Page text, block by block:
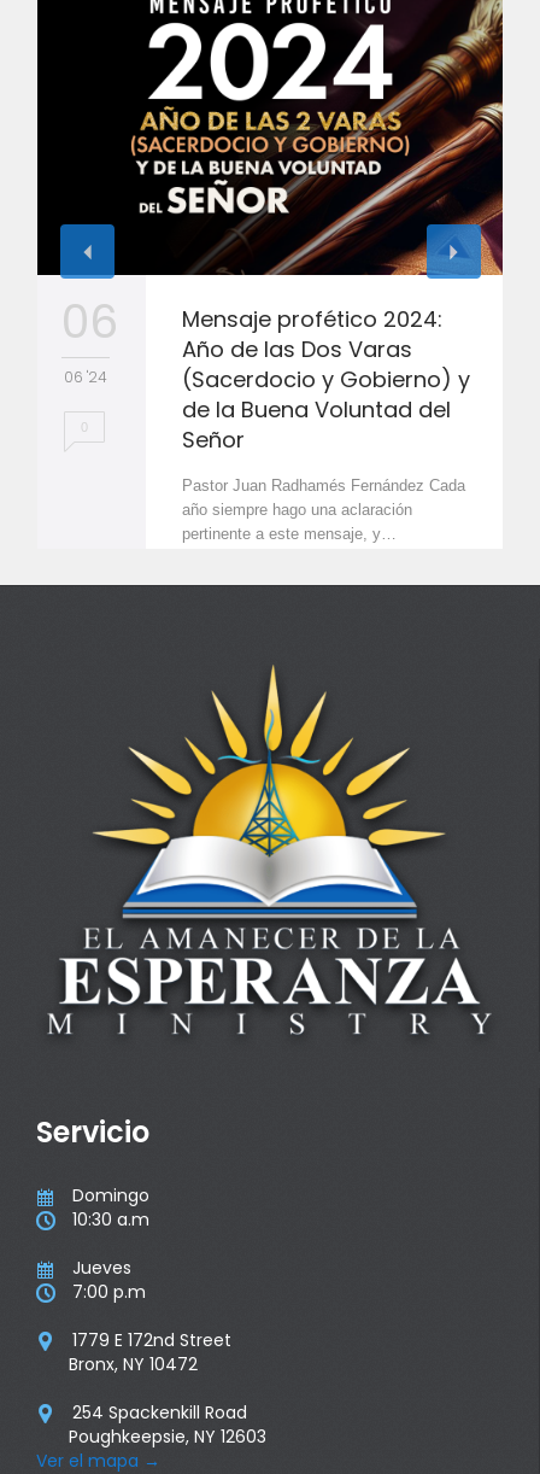
06
06 '24
0
Mensaje profético 2024:
Año de las Dos Varas
(Sacerdocio y Gobierno) y
de la Buena Voluntad del
Señor
Pastor Juan Radhamés Fernández Cada
año siempre hago una aclaración
pertinente a este mensaje, y…
Servicio
 Domingo
 10:30 a.m
 Jueves
 7:00 p.m

1779 E 172nd Street
Bronx, NY 10472

254 Spackenkill Road
Poughkeepsie, NY 12603
Ver el mapa →